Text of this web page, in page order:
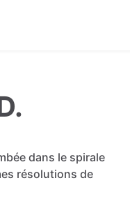
dans le spirale
résolutions de